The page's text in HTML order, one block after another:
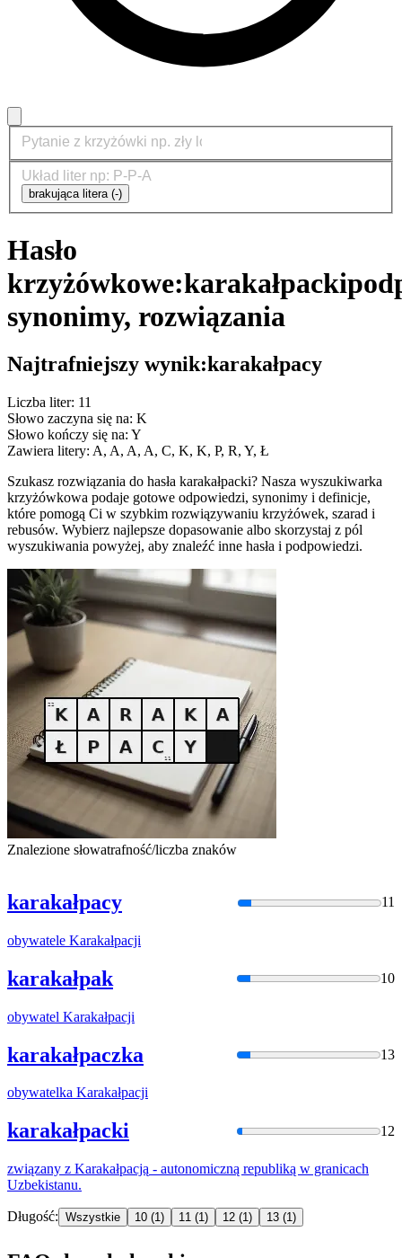
brakująca litera (-)
Hasło
krzyżówkowe:karakałpacki
synonimy, rozwiązania
Najtrafniejszy wynik:karakałpacy
Liczba liter: 11
Słowo zaczyna się na: K
Słowo kończy się na: Y
Zawiera litery: A, A, A, A, C, K, K, P, R, Y, Ł
Szukasz rozwiązania do hasła karakałpacki? Nasza wyszukiwarka
krzyżówkowa podaje gotowe odpowiedzi, synonimy i definicje,
które pomogą Ci w szybkim rozwiązywaniu krzyżówek, szarad i
rebusów. Wybierz najlepsze dopasowanie albo skorzystaj z pól
wyszukiwania powyżej, aby znaleźć inne hasła i podpowiedzi.
Znalezione słowatrafność/liczba znaków
karakałpacy 11
obywatele Karakałpacji
karakałpak 10
obywatel Karakałpacji
karakałpaczka 13
obywatelka Karakałpacji
karakałpacki 12
związany z Karakałpacją - autonomiczną republiką w granicach
Uzbekistanu.
Długość: Wszystkie 10 (1) 11 (1) 12 (1) 13 (1)